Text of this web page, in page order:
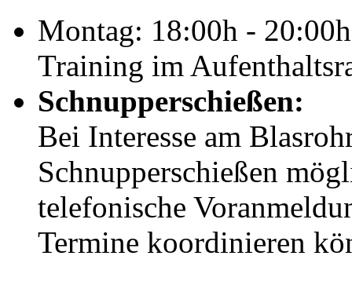
Montag: 18:00h - 20:00h
Training im
Schnupperschießen:
Bei Interesse am
Schnupperschießen
telefonische
Termine koordinieren